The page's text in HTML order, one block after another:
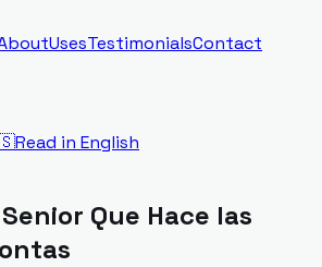
UsesTestimonialsContact
Read in English
Que Hace las